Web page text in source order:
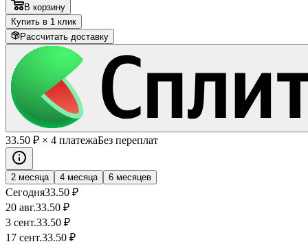
В корзину
Купить в 1 клик
Рассчитать доставку
33.50 ₽ × 4 платежаБез переплат
2 месяца 4 месяца 6 месяцев
Сегодня33.50 ₽
20 авг.33.50 ₽
3 сент.33.50 ₽
17 сент.33.50 ₽